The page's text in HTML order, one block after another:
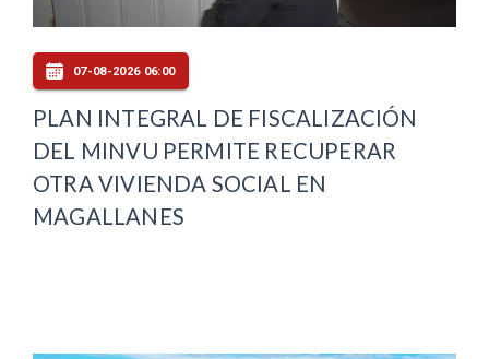
07-08-2026 06:00
PLAN INTEGRAL DE FISCALIZACIÓN
DEL MINVU PERMITE RECUPERAR
OTRA VIVIENDA SOCIAL EN
MAGALLANES